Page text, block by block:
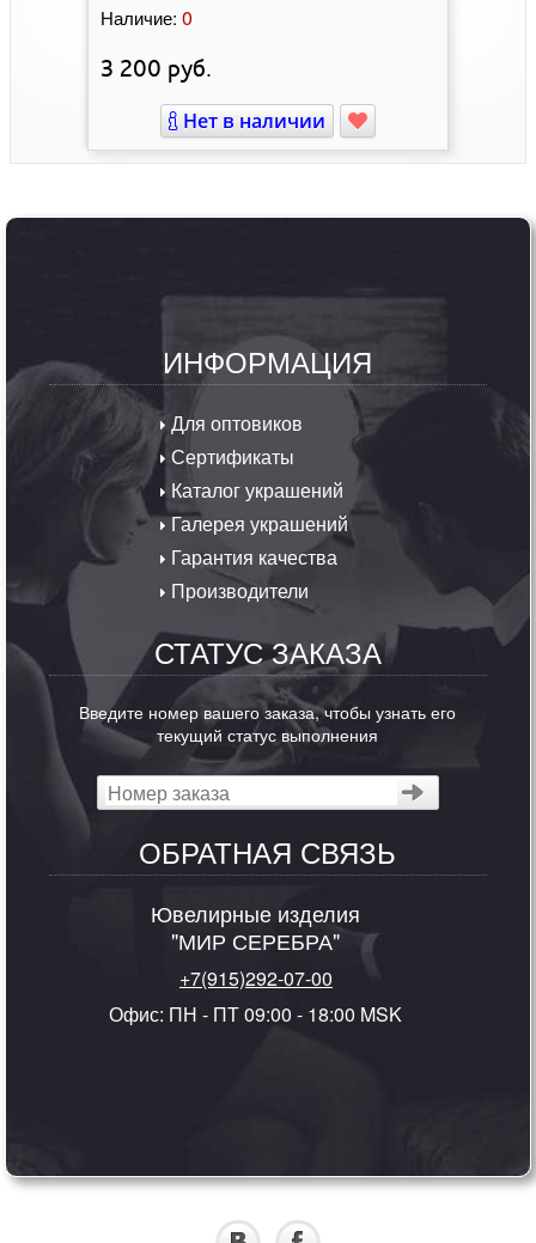
Наличие: 0
3 200 руб.
Нет в наличии
ИНФОРМАЦИЯ
Для оптовиков
Сертификаты
Каталог украшений
Галерея украшений
Гарантия качества
Производители
СТАТУС ЗАКАЗА
Введите номер вашего заказа, чтобы узнать его
текущий статус выполнения
ОБРАТНАЯ СВЯЗЬ
Ювелирные изделия
"МИР СЕРЕБРА"
+7(915)292-07-00
Офис: ПН - ПТ 09:00 - 18:00 MSK